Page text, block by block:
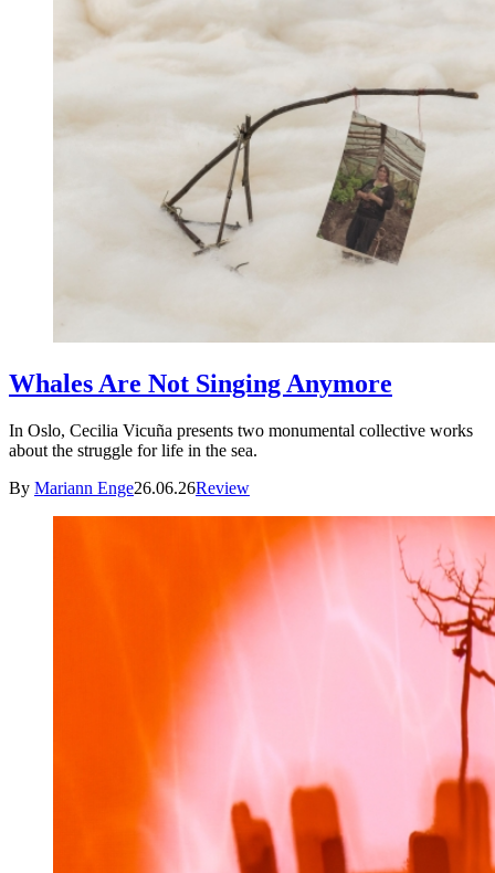
Whales Are Not Singing Anymore
In Oslo, Cecilia Vicuña presents two monumental collective works
about the struggle for life in the sea.
By Mariann Enge26.06.26Review